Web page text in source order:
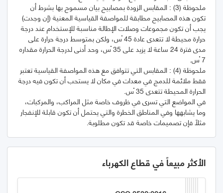
ملحوظة (3) : المقابس الزودة بمصابيح بيان مسموح بها بشرط أن
تكون هذه المصابيح مطابقة للمواصفة القياسية المعنية (إن وجدت)
يجب أن تكون مجموعات وصلات الإطالة مناسبة للإستخدام عند درجة
حرارة محيطة لا تتعدى عادة 45 ْس، ولكن بمتوسط درجة حرارة على
مدى فترة 24 ساعة لا يزيد على 35 ْس، وحد أدنى لدرجة الحرارة مقداره
ملحوظة (4) : المقابس التي تتوافق مع هذه المواصفة القياسية تعتبر
فقط ملائمة للدمج في معدات في مكان لا يستحب أن تكون فيه درجة
في المواضع التي تسرى في ظروف خاصة مثل المراكب، والمركبات،
وما يشابهها وفي المناطق الخطرة والتي يحتمل أن تكون قابلة للإنفجار
مثلاً فإن تصميمات خاصة قد تكون مطلوبة.
الأكثر مبيعاً في قطاع الكهرباء